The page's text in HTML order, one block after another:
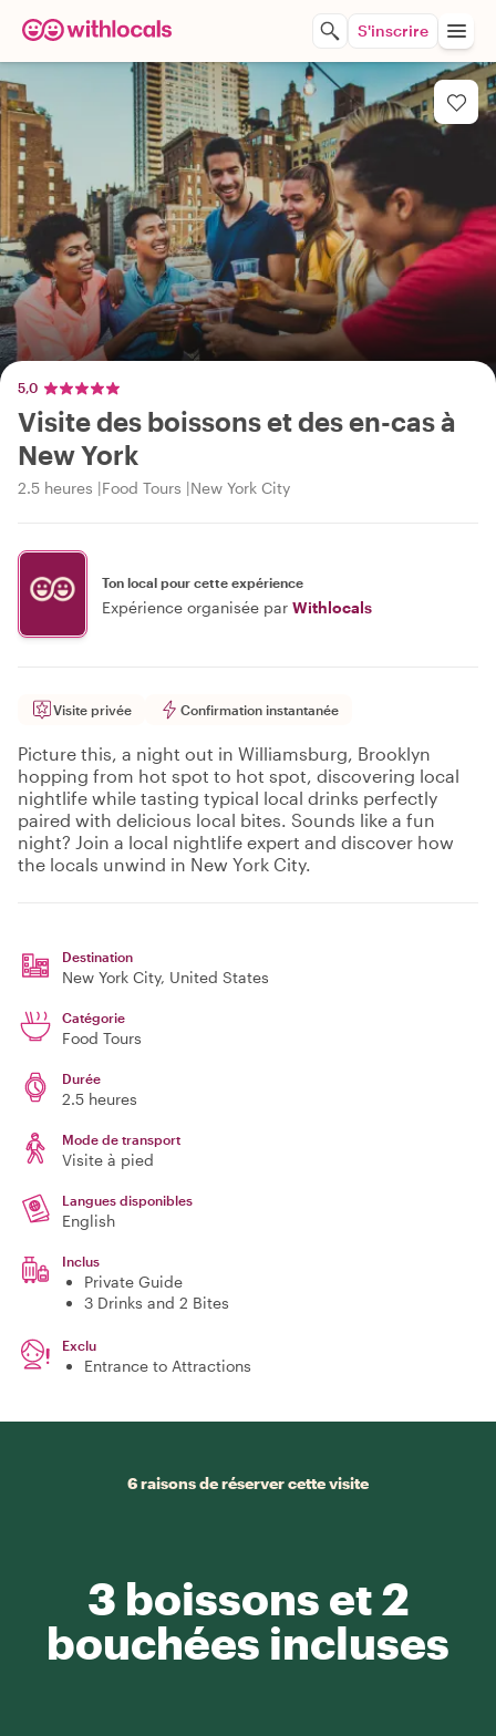
S'inscrire
5,0
Visite des boissons et des en-cas à
New York
2.5 heures Food Tours New York City
Ton local pour cette expérience
Expérience organisée par Withlocals
Visite privée Confirmation instantanée
Picture this, a night out in Williamsburg, Brooklyn
hopping from hot spot to hot spot, discovering local
nightlife while tasting typical local drinks perfectly
paired with delicious local bites. Sounds like a fun
night? Join a local nightlife expert and discover how
the locals unwind in New York City.
Destination
New York City, United States
Catégorie
Food Tours
Durée
2.5 heures
Mode de transport
Visite à pied
Langues disponibles
English
Inclus
Private Guide
3 Drinks and 2 Bites
Exclu
Entrance to Attractions
6 raisons de réserver cette visite
3 boissons et 2
bouchées incluses